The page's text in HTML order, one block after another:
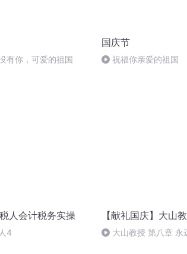
有你，可爱的祖国
国庆节
祝福你亲爱的祖国
人会计税务实操
4
【献礼国庆】大山
大山教授 第八章 永